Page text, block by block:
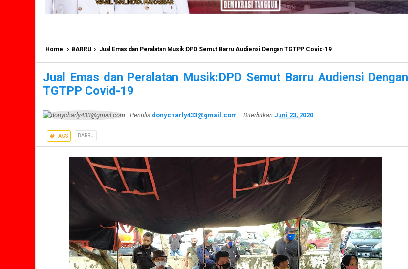
Home BARRU Jual Emas dan Peralatan Musik:DPD Semut Barru Audiensi Dengan TGTPP Covid-19
Jual Emas dan Peralatan Musik:DPD Semut Barru Audiensi Dengan
TGTPP Covid-19
Penulis donycharly433@gmail.com Diterbitkan Juni 23, 2020
TAGS BARRU